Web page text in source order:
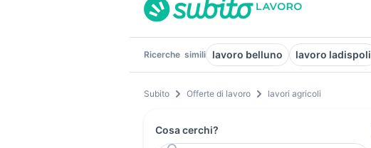
Ricerche simili lavoro belluno lavoro ladispoli
Subito Offerte di lavoro lavori agricoli
Cosa cerchi?